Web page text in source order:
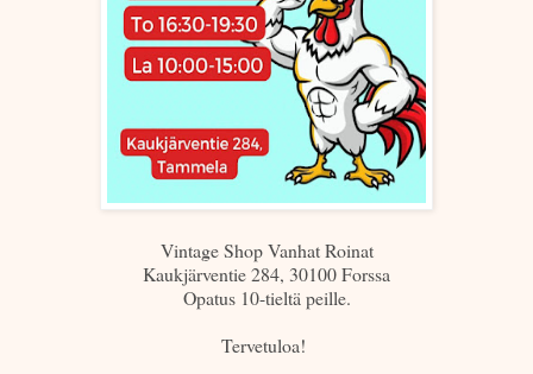
Vintage Shop Vanhat Roinat
Kaukjärventie 284, 30100 Forssa
Opatus 10-tieltä peille.
Tervetuloa!